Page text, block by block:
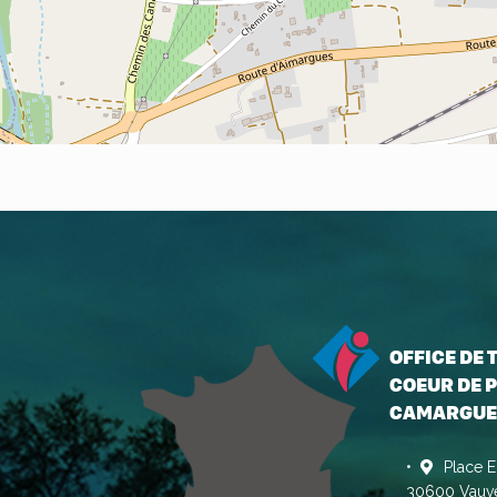
OFFICE DE
COEUR DE
CAMARGUE
Place
30600